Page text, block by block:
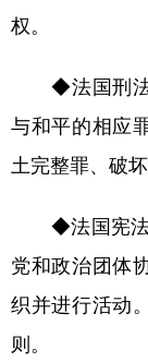
权。
◆法国刑法
与和平的相应
土完整罪、破
◆法国宪法
党和政治团体
织并进行活动
则。